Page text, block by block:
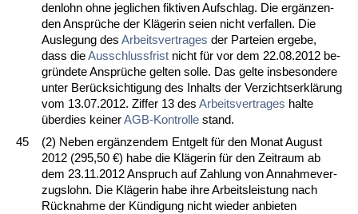
den­lohn oh­ne jeg­li­chen fik­ti­ven Auf­schlag. Die ergänzen­
den Ansprüche der Kläge­rin sei­en nicht ver­fal­len. Die
Aus­le­gung des Ar­beits­ver­tra­ges der Par­tei­en er­ge­be,
dass dieAus­schluss­frist nicht für vor dem 22.08.2012 be­
gründe­te Ansprüche gel­ten sol­le. Das gel­te ins­be­son­de­re
un­ter Berück­sich­ti­gung des In­halts der Ver­zichts­erklärung
vom 13.07.2012. Zif­fer 13 des Ar­beits­ver­tra­ges hal­te
über­dies kei­nerAGB-Kon­trol­le stand.
45
(2) Ne­ben ergänzen­dem Ent­gelt für den Mo­nat Au­gust
2012 (295,50 €) ha­be die Kläge­rin für den Zeit­raum ab
dem 23.11.2012 An­spruch auf Zah­lung von An­nah­me­ver­
zugs­lohn. Die Kläge­rin ha­be ih­re Ar­beits­leis­tung nach
Rück­nah­me der Kündi­gung nicht wie­der an­bie­ten